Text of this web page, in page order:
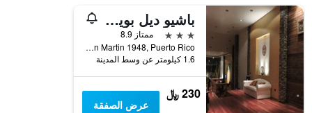
باشيو ديل بويرتو هوتل بوتيك
3 نجوم
ممتاز 8.9
Avenida San Martin 1948, Puerto Rico, محافظة ميسيونس, الأرجنتين
1.6 كيلومتر عن وسط المدينة
230 ﷼
عرض الصفقة